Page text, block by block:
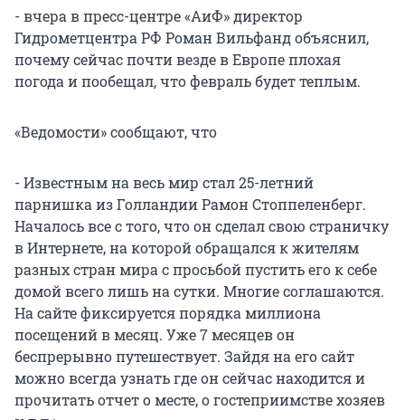
- вчера в пресс-центре «АиФ» директор
Гидрометцентра РФ Роман Вильфанд объяснил,
почему сейчас почти везде в Европе плохая
погода и пообещал, что февраль будет теплым.
«Ведомости» сообщают, что
- Известным на весь мир стал 25-летний
парнишка из Голландии Рамон Стоппеленберг.
Началось все с того, что он сделал свою страничку
в Интернете, на которой обращался к жителям
разных стран мира с просьбой пустить его к себе
домой всего лишь на сутки. Многие соглашаются.
На сайте фиксируется порядка миллиона
посещений в месяц. Уже 7 месяцев он
беспрерывно путешествует. Зайдя на его сайт
можно всегда узнать где он сейчас находится и
прочитать отчет о месте, о гостеприимстве хозяев